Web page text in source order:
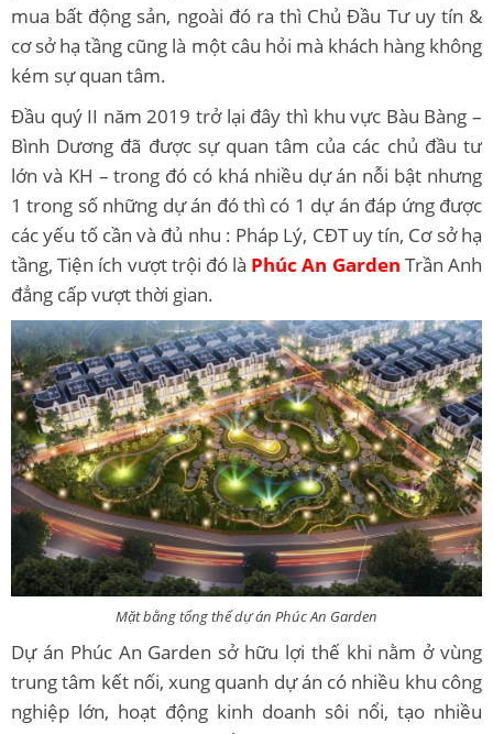
mua bất động sản, ngoài đó ra thì Chủ Đầu Tư uy tín &
cơ sở hạ tầng cũng là một câu hỏi mà khách hàng không
kém sự quan tâm.
Đầu quý II năm 2019 trở lại đây thì khu vực Bàu Bàng –
Bình Dương đã được sự quan tâm của các chủ đầu tư
lớn và KH – trong đó có khá nhiều dự án nỗi bật nhưng
1 trong số những dự án đó thì có 1 dự án đáp ứng được
các yếu tố cần và đủ nhu : Pháp Lý, CĐT uy tín, Cơ sở hạ
tầng, Tiện ích vượt trội đó là Phúc An Garden Trần Anh
đẳng cấp vượt thời gian.
Mặt bằng tổng thể dự án Phúc An Garden
Dự án Phúc An Garden sở hữu lợi thế khi nằm ở vùng
trung tâm kết nối, xung quanh dự án có nhiều khu công
nghiệp lớn, hoạt động kinh doanh sôi nổi, tạo nhiều